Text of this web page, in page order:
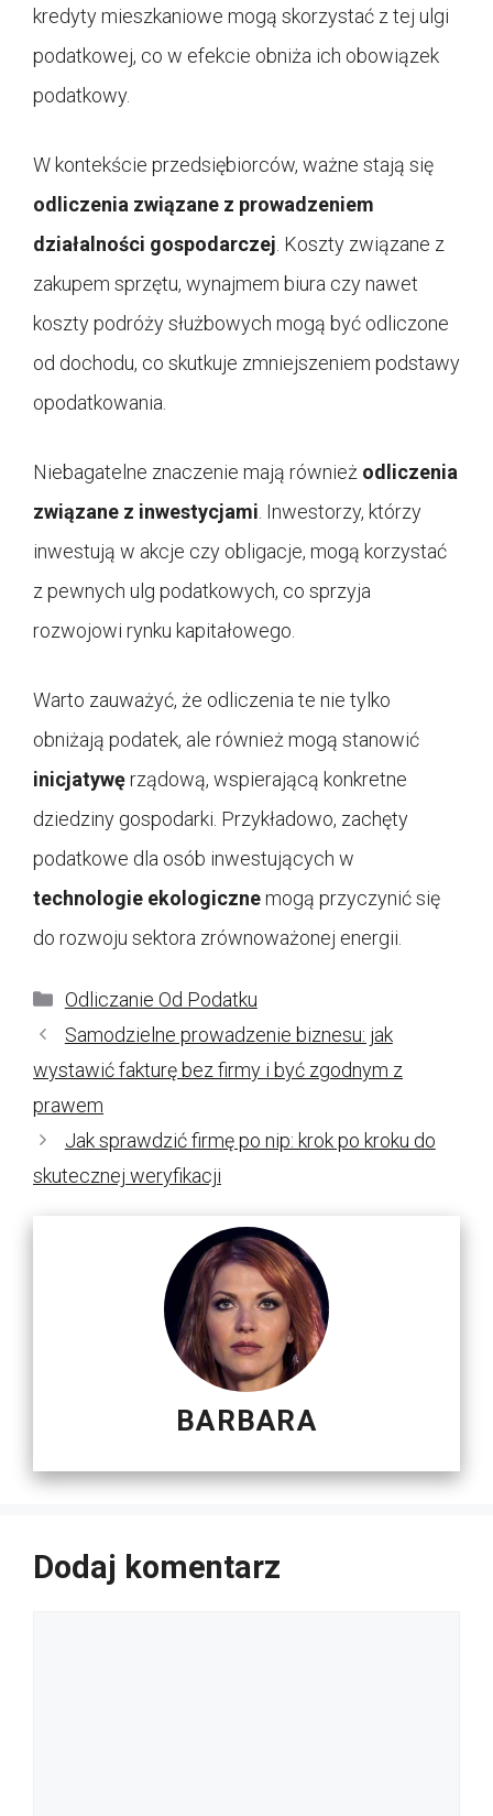
kredyty mieszkaniowe mogą skorzystać z tej ulgi
podatkowej, co w efekcie obniża ich obowiązek
podatkowy.
W kontekście przedsiębiorców, ważne stają się
odliczenia związane z prowadzeniem
działalności gospodarczej. Koszty związane z
zakupem sprzętu, wynajmem biura czy nawet
koszty podróży służbowych mogą być odliczone
od dochodu, co skutkuje zmniejszeniem podstawy
opodatkowania.
Niebagatelne znaczenie mają również odliczenia
związane z inwestycjami. Inwestorzy, którzy
inwestują w akcje czy obligacje, mogą korzystać
z pewnych ulg podatkowych, co sprzyja
rozwojowi rynku kapitałowego.
Warto zauważyć, że odliczenia te nie tylko
obniżają podatek, ale również mogą stanowić
inicjatywęrządową, wspierającą konkretne
dziedziny gospodarki. Przykładowo, zachęty
podatkowe dla osób inwestujących w
technologie ekologicznemogą przyczynić się
do rozwoju sektora zrównoważonej energii.
Kategorie
Odliczanie Od Podatku
Samodzielne prowadzenie biznesu: jak
wystawić fakturę bez firmy i być zgodnym z
prawem
Jak sprawdzić firmę po nip: krok po kroku do
skutecznej weryfikacji
BARBARA
Dodaj komentarz